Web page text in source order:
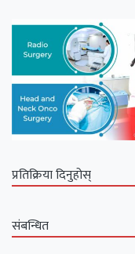
प्रतिक्रिया दिनुहोस्
संबन्धित